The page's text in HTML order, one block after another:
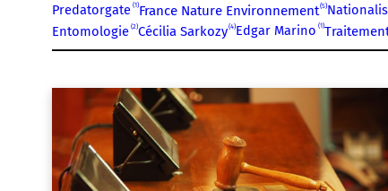
Predatorgate 1 France Nature Environnement 5
Entomologie 2 Cécilia Sarkozy 4 Edgar Marino 1